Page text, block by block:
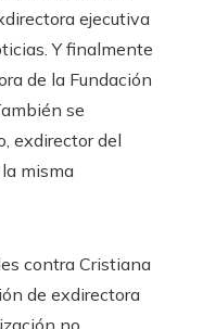
ejecutiva
Y finalmente
de la Fundación
se
exdirector del
misma
contra Cristiana
de exdirectora
no